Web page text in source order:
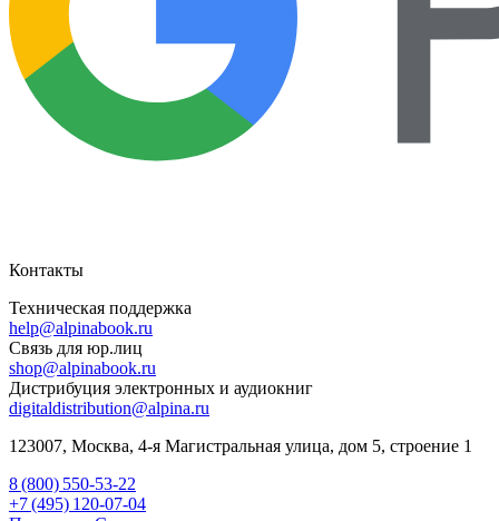
Контакты
Техническая поддержка
help@alpinabook.ru
Связь для юр.лиц
shop@alpinabook.ru
Дистрибуция электронных и аудиокниг
digitaldistribution@alpina.ru
123007, Москва, 4-я Магистральная улица, дом 5, строение 1
8 (800) 550-53-22
+7 (495) 120-07-04